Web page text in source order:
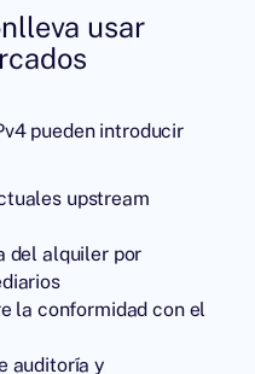
usar
pueden introducir
upstream
del alquiler por
la conformidad con el
auditoría y